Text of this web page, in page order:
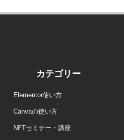
カテゴリー
Elementor使い方
Canvaの使い方
NFTセミナー・講座